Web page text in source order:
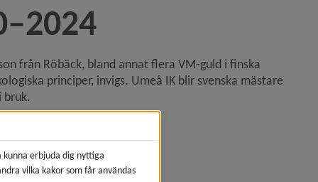
från Röbäck, bland annat flera VM-guld i finska
principer, invigs. Umeå IK blir svenska mästare
erbjuda dig nyttiga
vilka kakor som får användas